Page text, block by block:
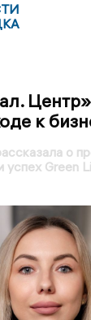
к
о
успех Green